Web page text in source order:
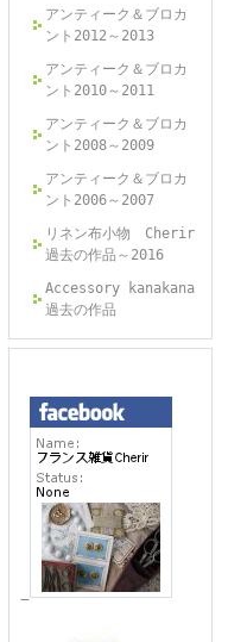
アンティーク＆ブロカ
ント2012～2013
アンティーク＆ブロカ
ント2010～2011
アンティーク＆ブロカ
ント2008～2009
アンティーク＆ブロカ
ント2006～2007
リネン布小物 Cherir
過去の作品～2016
Accessory kanakana
過去の作品